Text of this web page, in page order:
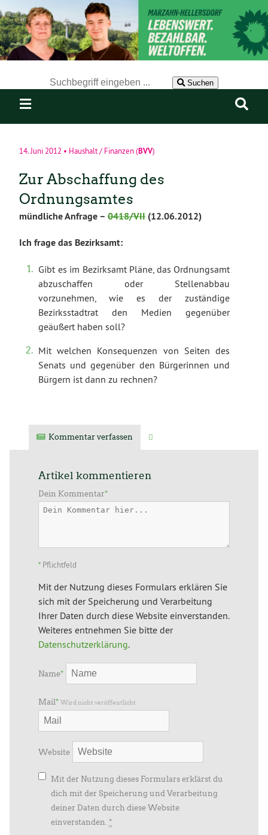
Suchen
14. Juni 2012 • Haushalt / Finanzen(BVV)
Zur Abschaffung des
Ordnungsamtes
mündliche Anfrage – 0418/VII (12.06.2012)
Ich frage das Bezirksamt:
Gibt es im Bezirksamt Pläne, das Ordnungsamt
abzuschaffen oder Stellenabbau
vorzunehmen, wie es der zuständige
Bezirksstadtrat den Medien gegenüber
geäußert haben soll?
Mit welchen Konsequenzen von Seiten des
Senats und gegenüber den Bürgerinnen und
Bürgern ist dann zu rechnen?
Kommentar verfassen
Artikel kommentieren
Dein Kommentar*
* Pflichtfeld
Mit der Nutzung dieses Formulars erklären Sie
sich mit der Speicherung und Verarbeitung
Ihrer Daten durch diese Website einverstanden.
Weiteres entnehmen Sie bitte der
Datenschutzerklärung.
Name*
Mail* Wird nicht veröffentlicht
Website
Mit der Nutzung dieses Formulars erklärst du
dich mit der Speicherung und Verarbeitung
deiner Daten durch diese Website
einverstanden. *